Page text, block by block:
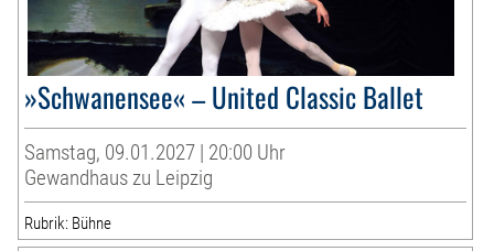
»Schwanensee« – United Classic Ballet
Samstag, 09.01.2027 | 20:00 Uhr
Gewandhaus zu Leipzig
Rubrik: Bühne